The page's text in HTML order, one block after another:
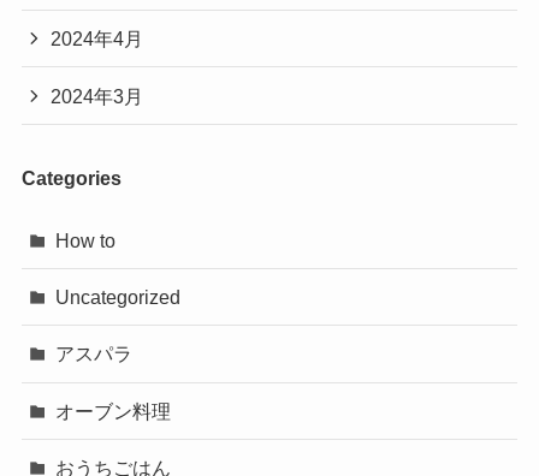
2024年4月
2024年3月
Categories
How to
Uncategorized
アスパラ
オーブン料理
おうちごはん